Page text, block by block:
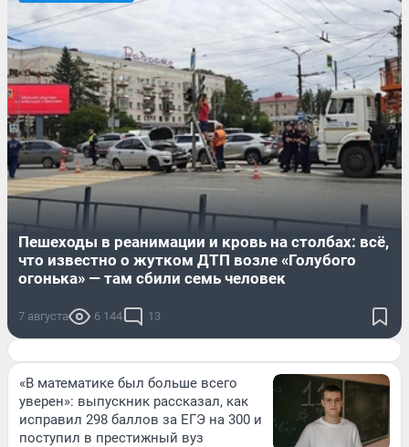
Пешеходы в реанимации и кровь на столбах: всё,
что известно о жутком ДТП возле «Голубого
огонька» — там сбили семь человек
7 августа 6 144 13
«В математике был больше всего
уверен»: выпускник рассказал, как
исправил 298 баллов за ЕГЭ на 300 и
поступил в престижный вуз